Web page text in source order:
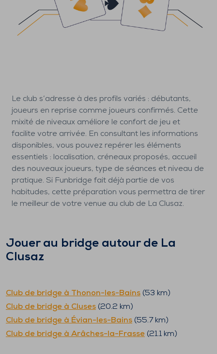
Le club s’adresse à des profils variés : débutants,
joueurs en reprise comme joueurs confirmés. Cette
mixité de niveaux améliore le confort de jeu et
facilite votre arrivée. En consultant les informations
disponibles, vous pouvez repérer les éléments
essentiels : localisation, créneaux proposés, accueil
des nouveaux joueurs, type de séances et niveau de
pratique. Si Funbridge fait déjà partie de vos
habitudes, cette préparation vous permettra de tirer
le meilleur de votre venue au club de La Clusaz.
Jouer au bridge autour de La
Clusaz
Club de bridge à Thonon-les-Bains (53 km)
Club de bridge à Cluses (20.2 km)
Club de bridge à Évian-les-Bains (55.7 km)
Club de bridge à Arâches-la-Frasse (21.1 km)